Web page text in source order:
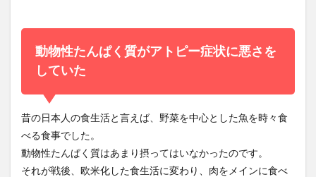
動物性たんぱく質がアトピー症状に悪さを
していた
昔の日本人の食生活と言えば、野菜を中心とした魚を時々食
べる食事でした。
動物性たんぱく質はあまり摂ってはいなかったのです。
それが戦後、欧米化した食生活に変わり、肉をメインに食べ